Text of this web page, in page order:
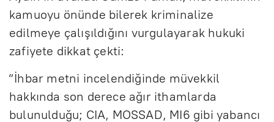
kamuoyu önünde bilerek kriminalize
edilmeye çalışıldığını vurgulayarak hukuki
zafiyete dikkat çekti:
“İhbar metni incelendiğinde müvekkil
hakkında son derece ağır ithamlarda
bulunulduğu; CIA, MOSSAD, MI6 gibi yabancı